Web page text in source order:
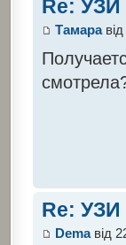
Re: УЗИ
Тамаравід
Re: УЗИ
Demaвід